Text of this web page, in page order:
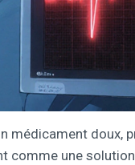
médicament doux,
comme une